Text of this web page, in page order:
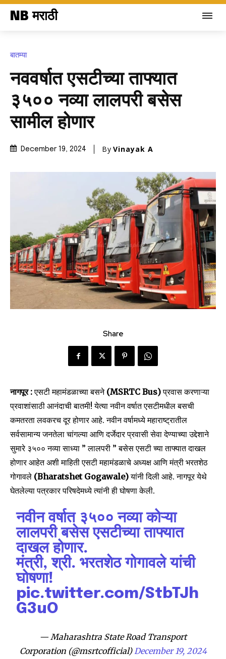
NB मराठी
बातम्या
नववर्षात एसटीच्या ताफ्यात
३५०० नव्या लालपरी बसेस
सामील होणार
December 19, 2024 By Vinayak A
Share
नागपूर :एसटी महामंडळाच्या बसने (MSRTC Bus)प्रवास करणाऱ्या
प्रवाशांसाठी आनंदाची बातमी! येत्या नवीन वर्षात एसटीमधील बसची
कमतरता लवकरच दूर होणार आहे. नवीन वर्षामध्ये महाराष्ट्रातील
सर्वसामान्य जनतेला चांगल्या आणि दर्जेदार प्रवासी सेवा देण्याच्या उद्देशाने
सुमारे ३५०० नव्या साध्या ” लालपरी ” बसेस एसटी च्या ताफ्यात दाखल
होणार आहेत अशी माहिती एसटी महामंडळाचे अध्यक्ष आणि मंत्री भरतशेठ
गोगावले (Bharatshet Gogawale)यांनी दिली आहे. नागपूर येथे
घेतलेल्या पत्रकार परिषदेमध्ये त्यांनी ही घोषणा केली.
नवीन वर्षात ३५०० नव्या कोऱ्या
लालपरी बसेस एसटीच्या ताफ्यात
दाखल होणार.
मंत्री, श्री. भरतशेठ गोगावले यांची
घोषणा!
pic.twitter.com/StbTJh
G3uO
— Maharashtra State Road Transport
Corporation (@msrtcofficial)December 19, 2024